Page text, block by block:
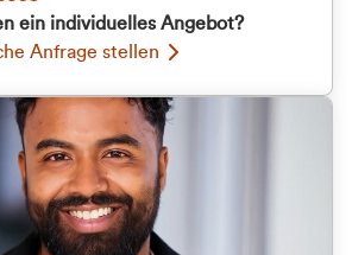
ein individuelles Angebot?
Anfrage stellen